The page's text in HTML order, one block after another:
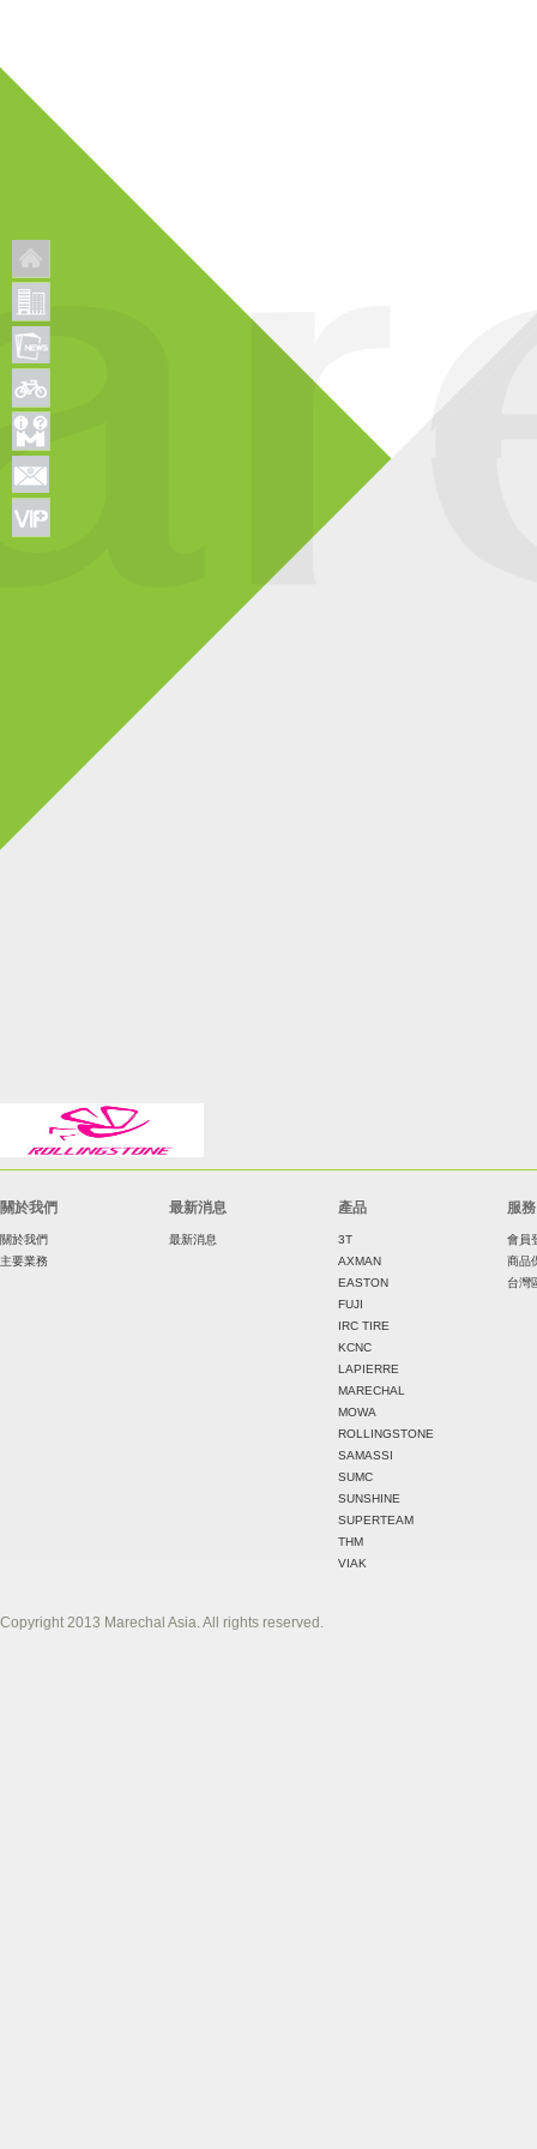
關於我們
關於我們
主要業務
最新消息
最新消息
產品
3T
AXMAN
EASTON
FUJI
IRC TIRE
KCNC
LAPIERRE
MARECHAL
MOWA
ROLLINGSTONE
SAMASSI
SUMC
SUNSHINE
SUPERTEAM
THM
VIAK
服務
會員
商品
台灣
Copyright 2013 Marechal Asia. All rights reserved.